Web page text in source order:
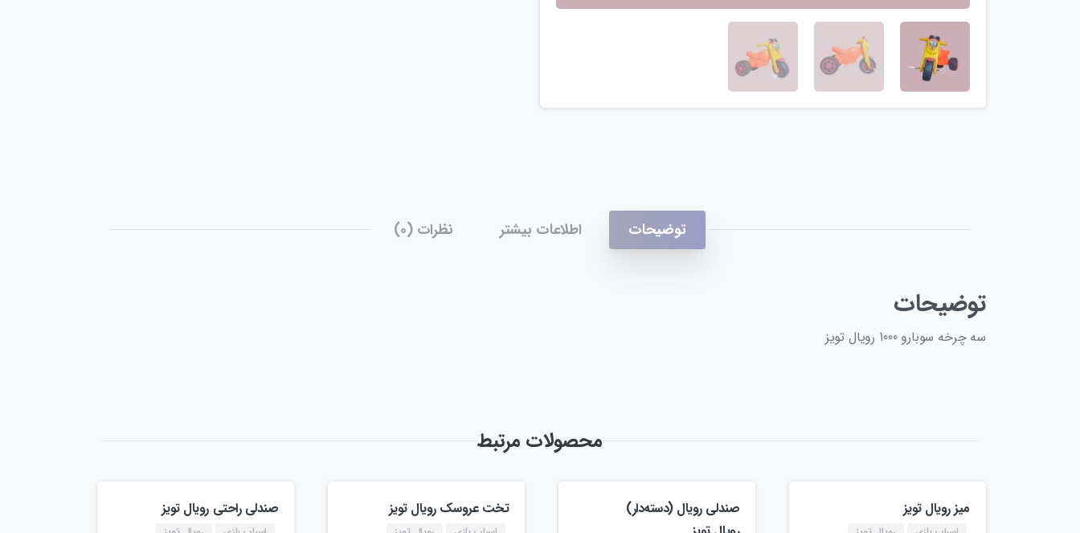
توضیحات اطلاعات بیشتر نظرات (0)
توضیحات
سه چرخه سوبارو 1000 رویال تویز
محصولات مرتبط
میز رویال تویز
صندلی رویال (دسته‌دار)
تخت عروسک رویال تویز صندلی راحتی رویال تویز